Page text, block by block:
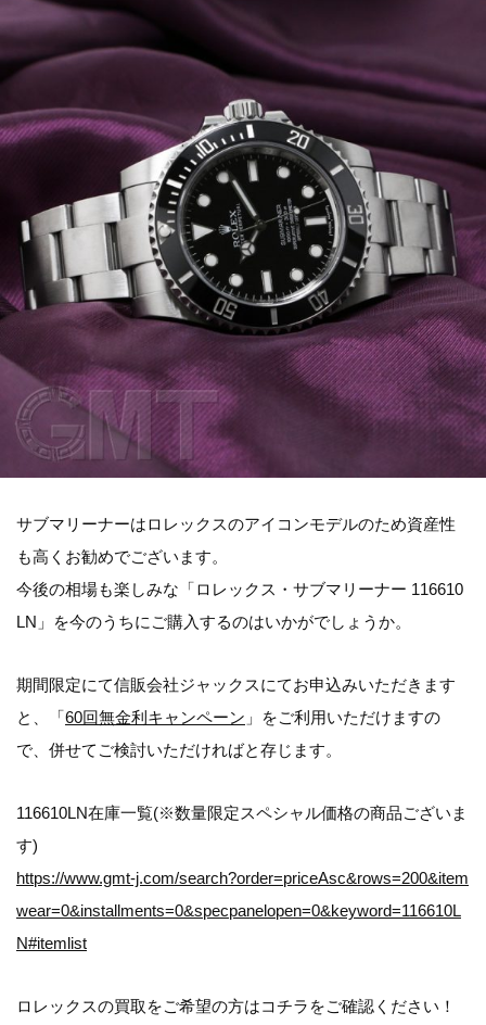
サブマリーナーはロレックスのアイコンモデルのため資産性
も高くお勧めでございます。
今後の相場も楽しみな「ロレックス・サブマリーナー 116610
LN」を今のうちにご購入するのはいかがでしょうか。
期間限定にて信販会社ジャックスにてお申込みいただきます
と、「60回無金利キャンペーン 」をご利用いただけますの
で、併せてご検討いただければと存じます。
116610LN在庫一覧(※数量限定スペシャル価格の商品ございま
す)
https://www.gmt-j.com/search?order=priceAsc&rows=200&item
wear=0&installments=0&specpanelopen=0&keyword=116610L
N#itemlist
ロレックスの買取をご希望の方はコチラをご確認ください！